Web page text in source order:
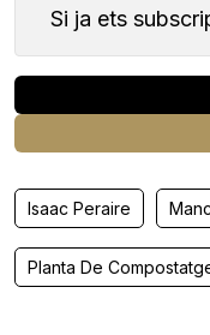
Si ja ets
Isaac Peraire
Planta De